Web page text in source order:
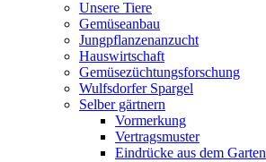
Unsere Tiere
Gemüseanbau
Jungpflanzenanzucht
Hauswirtschaft
Gemüsezüchtungsforschung
Wulfsdorfer Spargel
Selber gärtnern
Vormerkung
Vertragsmuster
Eindrücke aus dem Garten